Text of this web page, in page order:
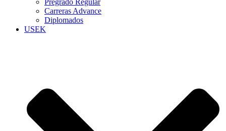
Carreras Advance
Diplomados
USEK